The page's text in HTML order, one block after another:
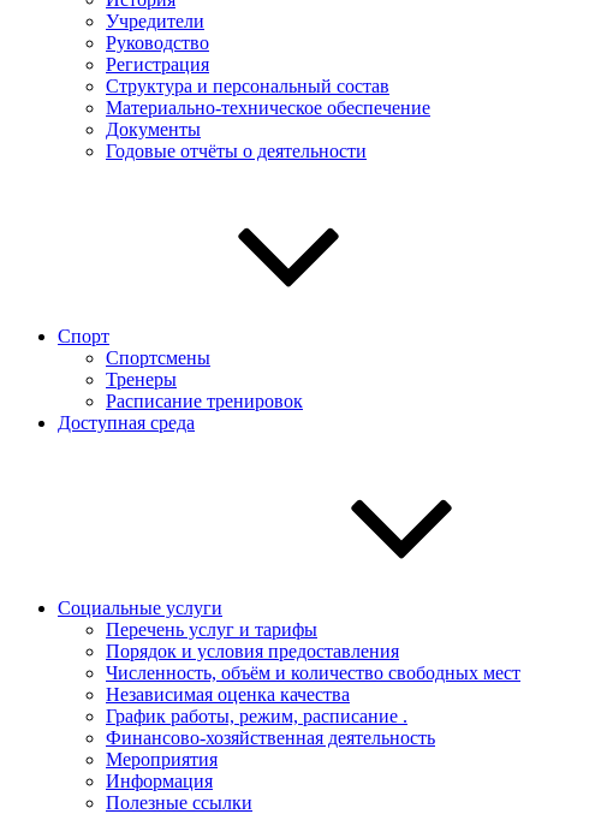
Учредители
Руководство
Регистрация
Структура и персональный состав
Материально-техническое обеспечение
Документы
Годовые отчёты о деятельности
Спорт
Спортсмены
Тренеры
Расписание тренировок
Доступная среда
Социальные услуги
Перечень услуг и тарифы
Порядок и условия предоставления
Численность, объём и количество свободных мест
Независимая оценка качества
График работы, режим, расписание .
Финансово-хозяйственная деятельность
Мероприятия
Информация
Полезные ссылки